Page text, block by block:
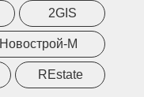
REstate
Новострой-М
2GIS